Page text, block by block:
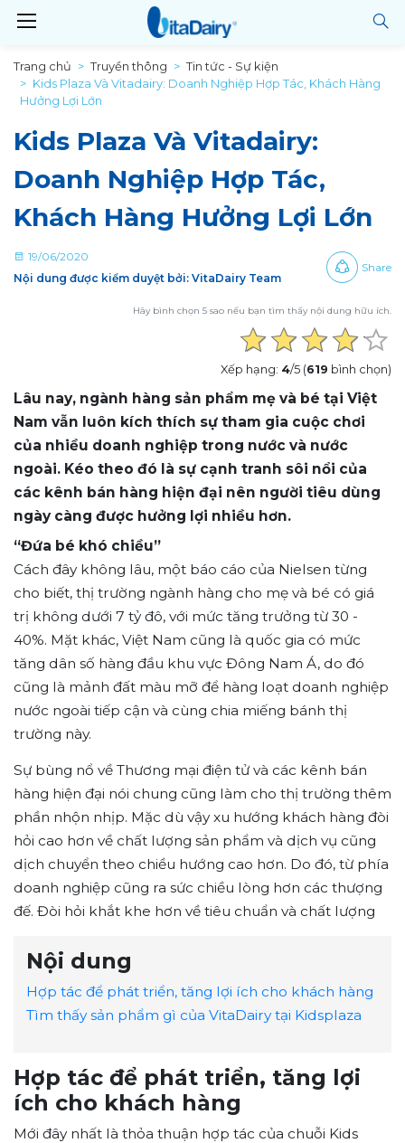
Trang chủ Truyền thông
Tin tức - Sự kiện
Kids Plaza Và Vitadairy: Doanh Nghiệp Hợp Tác, Khách Hàng
Hưởng Lợi Lớn
Kids Plaza Và Vitadairy:
Doanh Nghiệp Hợp Tác,
Khách Hàng Hưởng Lợi Lớn
19/06/2020
Nội dung được kiểm duyệt bởi: VitaDairy Team
Share
Hãy bình chọn 5 sao nếu bạn tìm thấy nội dung hữu ích.
Xếp hạng: 4/5 (619 bình chọn)
Lâu nay, ngành hàng sản phẩm mẹ và bé tại Việt
Nam vẫn luôn kích thích sự tham gia cuộc chơi
của nhiều doanh nghiệp trong nước và nước
ngoài. Kéo theo đó là sự cạnh tranh sôi nổi của
các kênh bán hàng hiện đại nên người tiêu dùng
ngày càng được hưởng lợi nhiều hơn.
“Đứa bé khó chiều”
Cách đây không lâu, một báo cáo của Nielsen từng
cho biết, thị trường ngành hàng cho mẹ và bé có giá
trị không dưới 7 tỷ đô, với mức tăng trưởng từ 30 -
40%. Mặt khác, Việt Nam cũng là quốc gia có mức
tăng dân số hàng đầu khu vực Đông Nam Á, do đó
cũng là mảnh đất màu mỡ để hàng loạt doanh nghiệp
nước ngoài tiếp cận và cùng chia miếng bánh thị
trường này.
Sự bùng nổ về Thương mại điện tử và các kênh bán
hàng hiện đại nói chung cũng làm cho thị trường thêm
phần nhộn nhịp. Mặc dù vậy xu hướng khách hàng đòi
hỏi cao hơn về chất lượng sản phẩm và dịch vụ cũng
dịch chuyển theo chiều hướng cao hơn. Do đó, từ phía
doanh nghiệp cũng ra sức chiều lòng hơn các thượng
đế. Đòi hỏi khắt khe hơn về tiêu chuẩn và chất lượng
Nội dung
Hợp tác để phát triển, tăng lợi ích cho khách hàng
Tìm thấy sản phẩm gì của VitaDairy tại Kidsplaza
Hợp tác để phát triển, tăng lợi
ích cho khách hàng
Mới đây nhất là thỏa thuận hợp tác của chuỗi Kids